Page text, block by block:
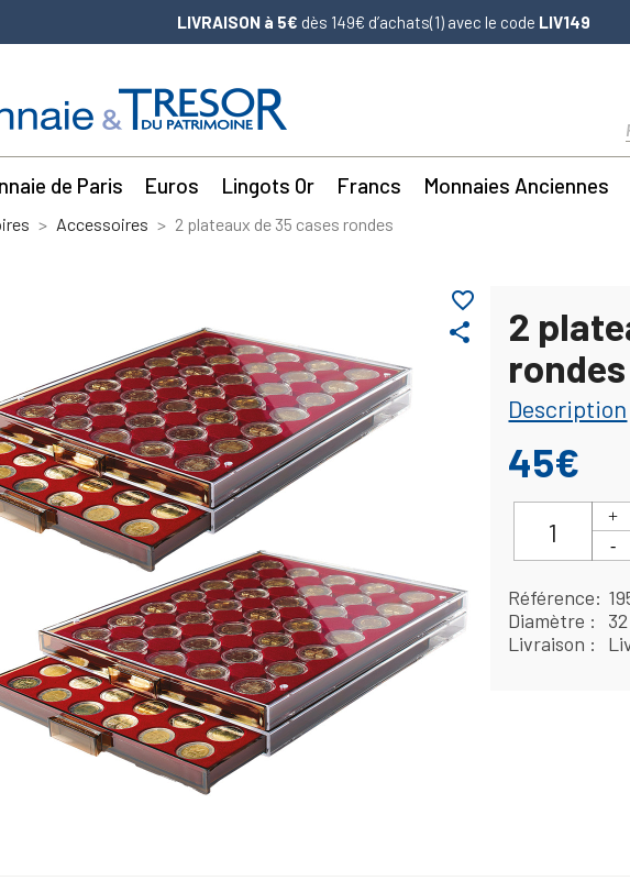
LIVRAISON à 5€ dès 149€ d’achats(1) avec le code LIV149
de Paris Euros Lingots Or Francs Monnaies Anciennes
Accessoires 2 plateaux de 35 cases rondes
share
favorite_border
2
rondes
Description
45€
Référence
Diamètre
Livraison